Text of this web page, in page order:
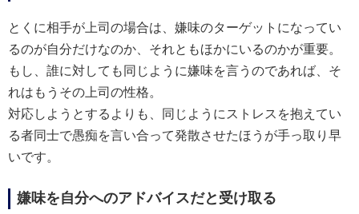
とくに相手が上司の場合は、嫌味のターゲットになってい
るのが自分だけなのか、それともほかにいるのかが重要。
もし、誰に対しても同じように嫌味を言うのであれば、そ
れはもうその上司の性格。
対応しようとするよりも、同じようにストレスを抱えてい
る者同士で愚痴を言い合って発散させたほうが手っ取り早
いです。
嫌味を自分へのアドバイスだと受け取る